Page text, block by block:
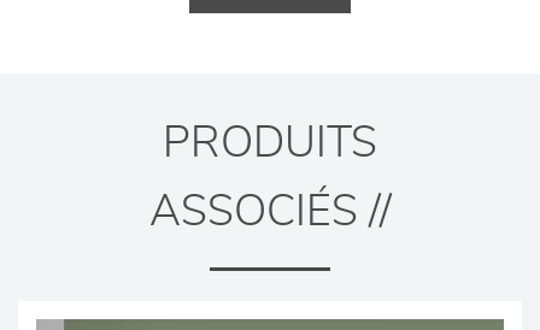
PRODUITS
ASSOCIÉS //